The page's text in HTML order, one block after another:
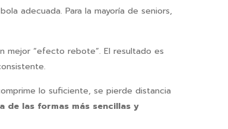
adecuada. Para la mayoría de seniors,
mejor “efecto rebote”. El resultado es
lo suficiente, se pierde distancia
de las formas más sencillas y